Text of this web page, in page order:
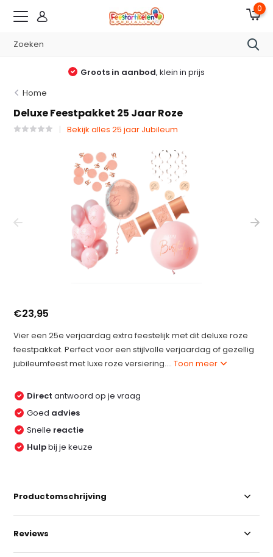
0
Groots in aanbod, klein in prijs
Home
Deluxe Feestpakket 25 Jaar Roze
Bekijk alles 25 jaar Jubileum
€23,95
Vier een 25e verjaardag extra feestelijk met dit deluxe roze
feestpakket. Perfect voor een stijlvolle verjaardag of gezellig
jubileumfeest met luxe roze versiering....Toon meer
Direct antwoord op je vraag
Goed advies
Snelle reactie
Hulpbij je keuze
Productomschrijving
Reviews